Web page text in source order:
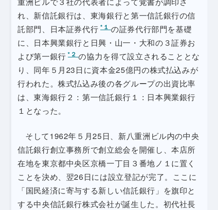
れ、新信託銀行は、東海銀行と第一信託銀行の信
託部門、日本証券代行 *１ の証券代行部門を基礎
に、日本興業銀行と日興・山一・大和の３証券お
よび第一銀行 *２ の協力を得て設立されることとな
り、同年５月23日に資本金25億円の株式払込みが
行われた。株式払込み後の各グループの出資比率
は、東海銀行２：第一信託銀行１：日本興業銀行
１となった。
そして1962年５月25日、新八重洲ビル内の中央
信託銀行創立事務所で創立総会を開催し、本店所
在地を東京都中央区京橋一丁目３番地ノ１に置く
ことを決め、翌26日には設立登記が完了。ここに
「国民経済に寄与する新しい信託銀行」を旗印と
する中央信託銀行株式会社が誕生した。初代社長